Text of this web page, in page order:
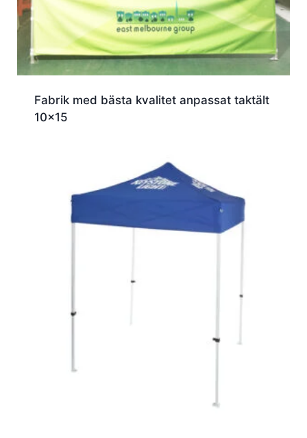
Fabrik med bästa kvalitet anpassat taktält
10×15